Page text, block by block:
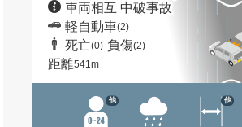
車両相互 中破事故
軽自動車(2)
死亡(0) 負傷(2)
距離541m
他 他